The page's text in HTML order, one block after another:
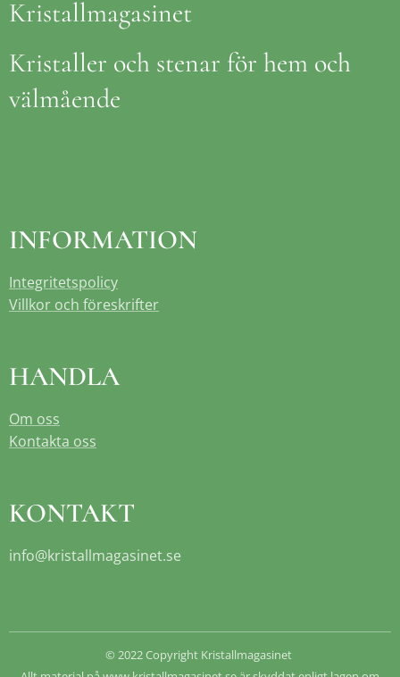
Kristallmagasinet
Kristaller och stenar för hem och
välmående
INFORMATION
Integritetspolicy
Villkor och föreskrifter
HANDLA
Om oss
Kontakta oss
KONTAKT
info@kristallmagasinet.se
© 2022 Copyright Kristallmagasinet